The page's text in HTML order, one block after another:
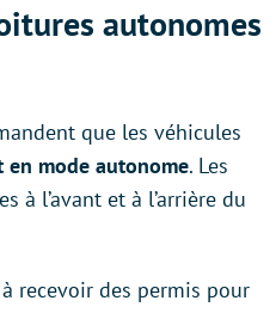
autonomes
que les véhicules
mode autonome. Les
à l’avant et à l’arrière du
recevoir des permis pour